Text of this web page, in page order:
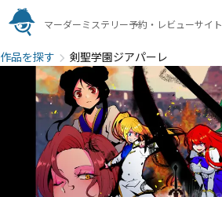
マーダーミステリー予約・レビューサイト
作品を探す 剣聖学園ジアパーレ